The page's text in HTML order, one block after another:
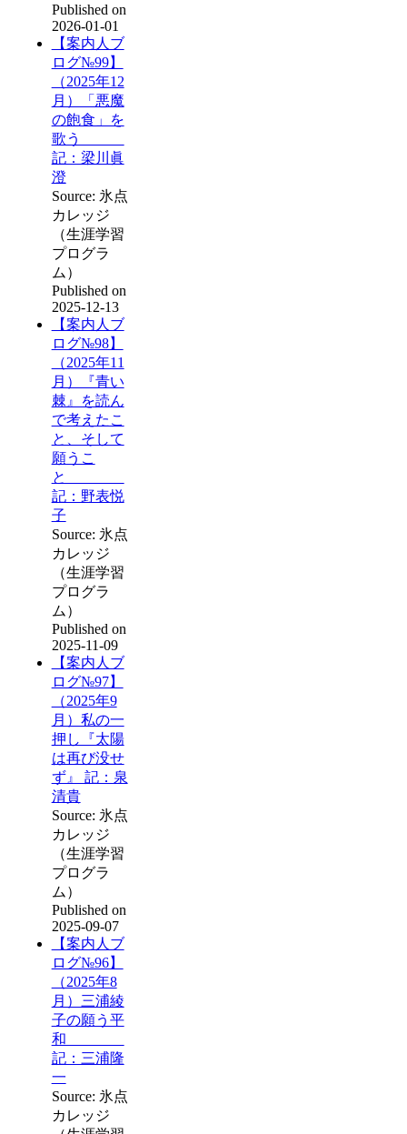
Published on
2026-01-01
【案内人ブ
ログ№99】
（2025年12
月）「悪魔
の飽食」を
歌う
記：梁川眞
澄
Source: 氷点
カレッジ
（生涯学習
プログラ
ム）
Published on
2025-12-13
【案内人ブ
ログ№98】
（2025年11
月）『青い
棘』を読ん
で考えたこ
と、そして
願うこ
と
記：野表悦
子
Source: 氷点
カレッジ
（生涯学習
プログラ
ム）
Published on
2025-11-09
【案内人ブ
ログ№97】
（2025年9
月）私の一
押し『太陽
は再び没せ
ず』 記：泉
清貴
Source: 氷点
カレッジ
（生涯学習
プログラ
ム）
Published on
2025-09-07
【案内人ブ
ログ№96】
（2025年8
月）三浦綾
子の願う平
和
記：三浦隆
一
Source: 氷点
カレッジ